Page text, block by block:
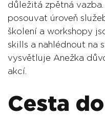
důležitá zpětná
posouvat úroveň
školení a workshopy
skills a nahlédnout na
vysvětluje Anežka
akcí.
Cesta